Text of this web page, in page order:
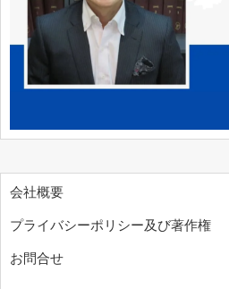
会社概要
プライバシーポリシー及び著作権
お問合せ